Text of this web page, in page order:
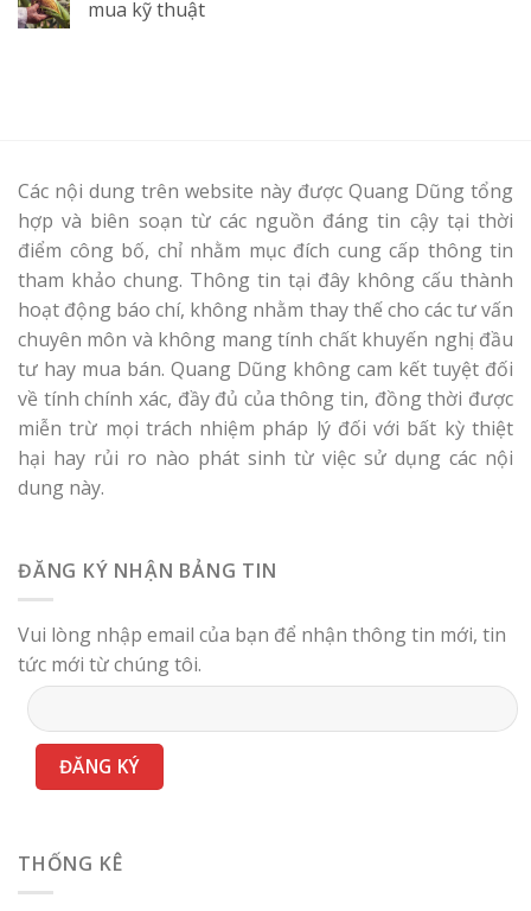
mua kỹ thuật
Các nội dung trên website này được Quang Dũng tổng
hợp và biên soạn từ các nguồn đáng tin cậy tại thời
điểm công bố, chỉ nhằm mục đích cung cấp thông tin
tham khảo chung. Thông tin tại đây không cấu thành
hoạt động báo chí, không nhằm thay thế cho các tư vấn
chuyên môn và không mang tính chất khuyến nghị đầu
tư hay mua bán. Quang Dũng không cam kết tuyệt đối
về tính chính xác, đầy đủ của thông tin, đồng thời được
miễn trừ mọi trách nhiệm pháp lý đối với bất kỳ thiệt
hại hay rủi ro nào phát sinh từ việc sử dụng các nội
dung này.
ĐĂNG KÝ NHẬN BẢNG TIN
Vui lòng nhập email của bạn để nhận thông tin mới, tin
tức mới từ chúng tôi.
THỐNG KÊ